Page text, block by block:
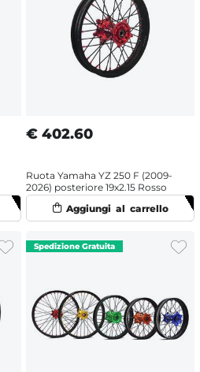
€ 402.60
Ruota Yamaha YZ 250 F (2009-
2026) posteriore 19x2.15 Rosso